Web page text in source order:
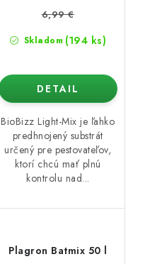
Skladom (194 ks)
6,99 €
DETAIL
BioBizz Light-Mix je ľahko
predhnojený substrát
určený pre pestovateľov,
ktorí chcú mať plnú
kontrolu nad...
Plagron Batmix 50 l